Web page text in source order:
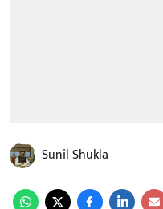
Sunil Shukla